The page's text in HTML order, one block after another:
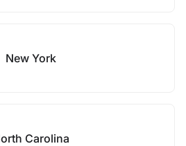
New York
Carolina